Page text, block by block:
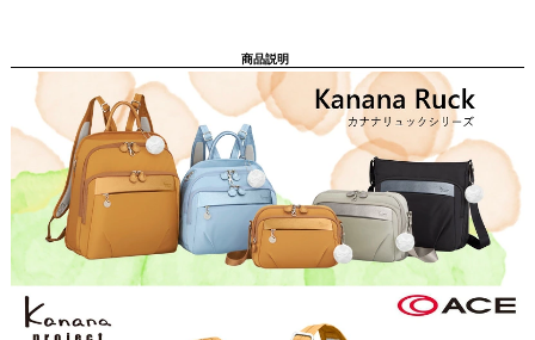
商品説明